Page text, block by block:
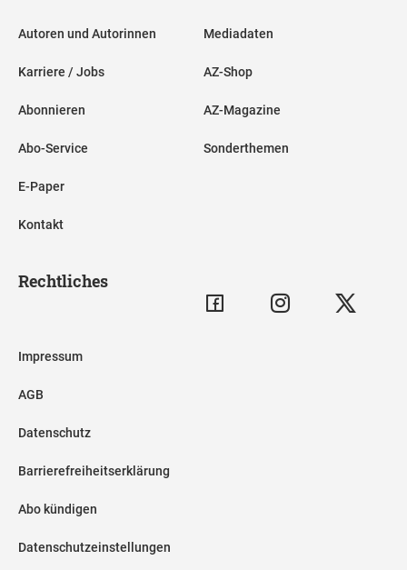
Autoren und Autorinnen
Karriere / Jobs
Abonnieren
Abo-Service
E-Paper
Kontakt
Mediadaten
AZ-Shop
AZ-Magazine
Sonderthemen
Rechtliches
Impressum
AGB
Datenschutz
Barrierefreiheitserklärung
Abo kündigen
Datenschutzeinstellungen